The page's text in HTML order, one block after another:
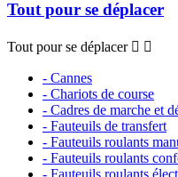
Tout pour se déplacer
Tout pour se déplacer  
- Cannes
- Chariots de course
- Cadres de marche et
- Fauteuils de transfert
- Fauteuils roulants
- Fauteuils roulants
- Fauteuils roulants